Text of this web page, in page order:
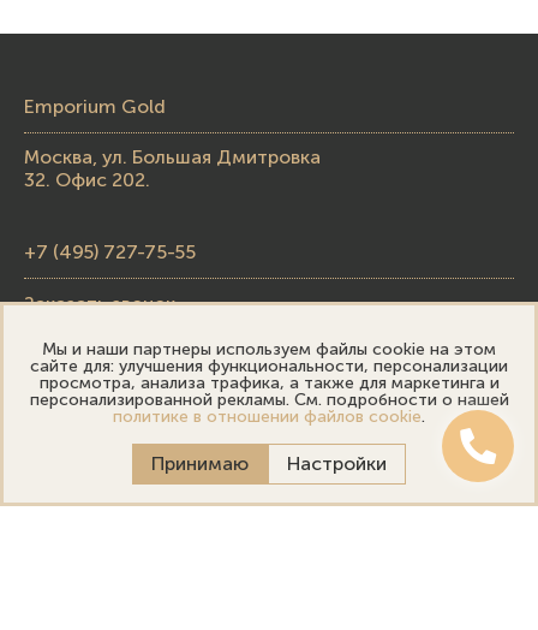
Emporium Gold
Москва, ул. Большая Дмитровка
32. Офис 202.
+7 (495) 727-75-55
Заказать звонок
skupka@emporiumgold.com
sale@emporiumgold.com
Режим работы:
Пн-Пт: 10:00–20:00
Мы и наши партнеры используем файлы cookie на этом
сайте для: улучшения функциональности, персонализации
просмотра, анализа трафика, а также для маркетинга и
персонализированной рекламы. См. подробности о нашей
политике в отношении файлов cookie.
Принимаю Настройки